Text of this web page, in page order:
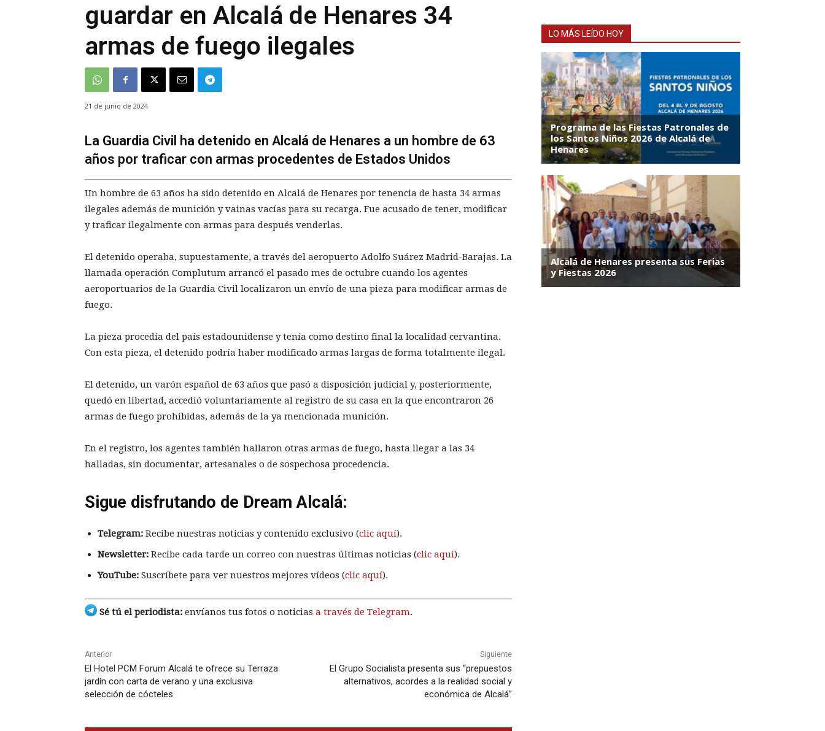
guardar en Alcalá de Henares 34
armas de fuego ilegales
21 de junio de 2024
La Guardia Civil ha detenido en Alcalá de Henares a un hombre de 63
años por traficar con armas procedentes de Estados Unidos
Un hombre de 63 años ha sido detenido en Alcalá de Henares por tenencia de hasta 34 armas
ilegales además de munición y vainas vacías para su recarga. Fue acusado de tener, modificar
y traficar ilegalmente con armas para después venderlas.
El detenido operaba, supuestamente, a través del aeropuerto Adolfo Suárez Madrid-Barajas. La
llamada operación Complutum arrancó el pasado mes de octubre cuando los agentes
aeroportuarios de la Guardia Civil localizaron un envío de una pieza para modificar armas de
fuego.
La pieza procedía del país estadounidense y tenía como destino final la localidad cervantina.
Con esta pieza, el detenido podría haber modificado armas largas de forma totalmente ilegal.
El detenido, un varón español de 63 años que pasó a disposición judicial y, posteriormente,
quedó en libertad, accedió voluntariamente al registro de su casa en la que encontraron 26
armas de fuego prohibidas, además de la ya mencionada munición.
En el registro, los agentes también hallaron otras armas de fuego, hasta llegar a las 34
halladas, sin documentar, artesanales o de sospechosa procedencia.
Sigue disfrutando de Dream Alcalá:
Telegram: Recibe nuestras noticias y contenido exclusivo (clic aquí).
Newsletter: Recibe cada tarde un correo con nuestras últimas noticias (clic aquí).
YouTube: Suscríbete para ver nuestros mejores vídeos (clic aquí).
Sé tú el periodista: envíanos tus fotos o noticias a través de Telegram.
Anterior
El Hotel PCM Forum Alcalá te ofrece su Terraza
jardín con carta de verano y una exclusiva
selección de cócteles
Siguiente
El Grupo Socialista presenta sus “prepuestos
alternativos, acordes a la realidad social y
económica de Alcalá”
LO MÁS LEÍDO HOY